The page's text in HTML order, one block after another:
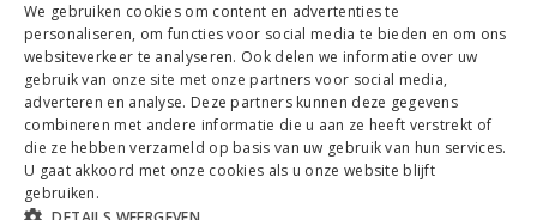
Over ons
service@schildervacature.nl
088-7060801
Facebook
YoutubeLinkedInInstagram
We gebruiken cookies om content en advertenties te
personaliseren, om functies voor social media te bieden en om ons
websiteverkeer te analyseren. Ook delen we informatie over uw
gebruik van onze site met onze partners voor social media,
adverteren en analyse. Deze partners kunnen deze gegevens
combineren met andere informatie die u aan ze heeft verstrekt of
die ze hebben verzameld op basis van uw gebruik van hun services.
U gaat akkoord met onze cookies als u onze website blijft
gebruiken.